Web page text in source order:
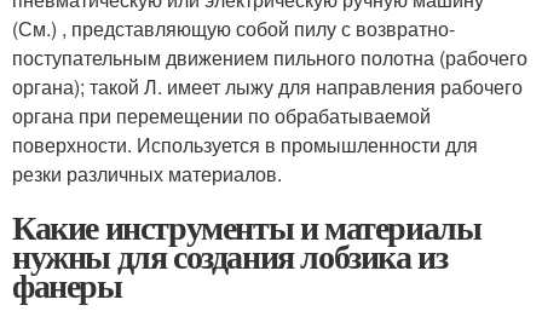
(См.) , представляющую собой пилу с возвратно-
поступательным движением пильного полотна (рабочего
органа); такой Л. имеет лыжу для направления рабочего
органа при перемещении по обрабатываемой
поверхности. Используется в промышленности для
резки различных материалов.
Какие инструменты и материалы
нужны для создания лобзика из
фанеры